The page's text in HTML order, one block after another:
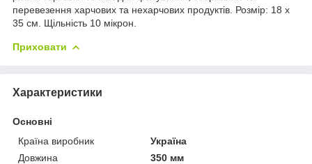
перевезення харчових та нехарчових продуктів. Розмір: 18 х
35 см. Щільність 10 мікрон.
Приховати
Характеристики
Основні
Країна виробник
Україна
Довжина
350 мм